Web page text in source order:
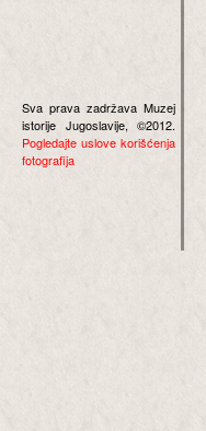
Sva prava zadržava Muzej
istorije Jugoslavije, ©2012.
Pogledajte uslove korišćenja
fotografija